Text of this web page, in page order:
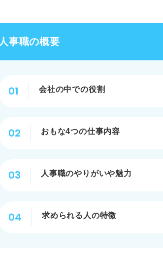
人事職の概要
会社の中での役割
おもな4つの仕事内容
人事職のやりがいや魅力
求められる人の特徴